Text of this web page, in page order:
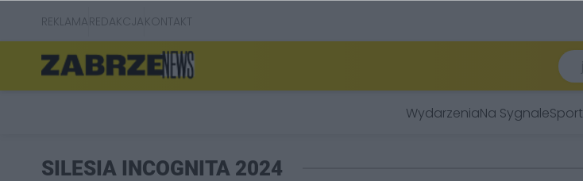
REKLAMAREDAKCJAKONTAKT
WydarzeniaNa SygnaleSport
SILESIA INCOGNITA 2024